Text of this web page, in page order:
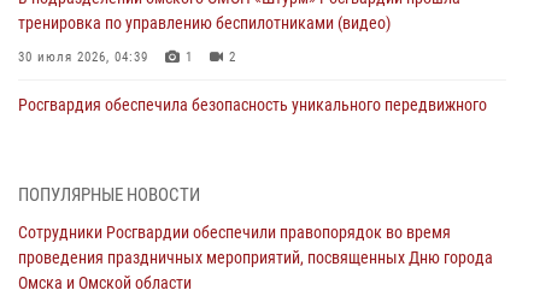
тренировка по управлению беспилотниками (видео)
30 июля 2026, 04:39 1 2
Росгвардия обеспечила безопасность уникального передвижного
Руси в Омске
28 июля 2026, 01:44
ПОПУЛЯРНЫЕ НОВОСТИ
Сотрудники Росгвардии обеспечили правопорядок во время
проведения праздничных мероприятий, посвященных Дню города
Омска и Омской области